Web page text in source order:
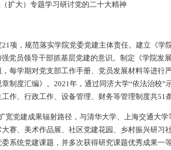
扩大）专题学习研讨党的二十大精神
项，规范落实学院党委党建主体责任。建立《学
党员领导干部抓基层党建的意识。制定《学院发
每学期对党支部工作手册、党员发展材料等进行
制度汇编》。2021年，通过同济大学“依法治校”
作、行政工作、设备管理、财务等管理制度共51条
宽党建成果辐射路径，与清华大学、上海交通大
赛、美术作品展、社区党建花园、乡村振兴研习
系统党建课题，并多次获得研究课题优秀成果一